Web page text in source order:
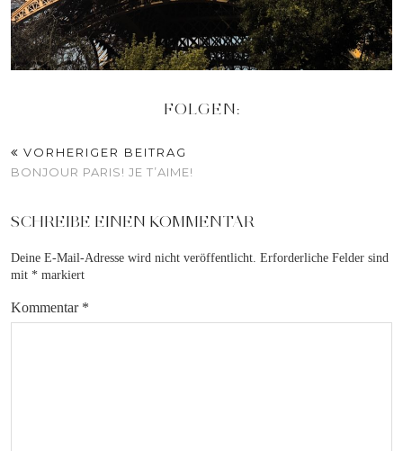
FOLGEN:
VORHERIGER BEITRAG
BONJOUR PARIS! JE T’AIME!
SCHREIBE EINEN KOMMENTAR
Deine E-Mail-Adresse wird nicht veröffentlicht. Erforderliche Felder sind
mit * markiert
Kommentar *